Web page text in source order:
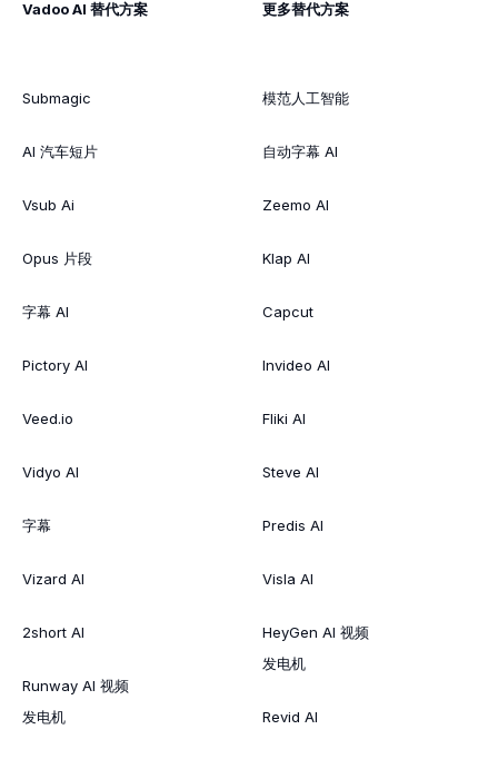
Vadoo AI 替代方案
Submagic
AI 汽车短片
Vsub Ai
Opus 片段
字幕 AI
Pictory AI
Veed.io
Vidyo AI
字幕
Vizard AI
2short AI
Runway AI 视频
发电机
更多替代方案
模范人工智能
自动字幕 AI
Zeemo AI
Klap AI
Capcut
Invideo AI
Fliki AI
Steve AI
Predis AI
Visla AI
HeyGen AI 视频
发电机
Revid AI